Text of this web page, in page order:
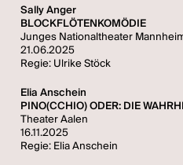
Sally Anger
BLOCKFLÖTENKOMÖDIE
Junges Nationaltheater
21.06.2025
Regie: Ulrike Stöck
Elia Anschein
PINO(CCHIO) ODER: DIE
Theater Aalen
16.11.2025
Regie: Elia Anschein